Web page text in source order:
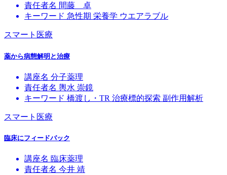
責任者名 間藤 卓
キーワード 急性期 栄養学 ウエアラブル
スマート医療
薬から病態解明と治療
講座名 分子薬理
責任者名 輿水 崇鏡
キーワード 橋渡し・TR 治療標的探索 副作用解析
スマート医療
臨床にフィードバック
講座名 臨床薬理
責任者名 今井 靖